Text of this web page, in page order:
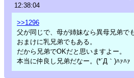
12:38:04
>>1296
父が同じで、母が姉妹なら異母兄弟で
おまけに乳兄弟でもある。
だから兄弟でOKだと思いますよー。
本当に仲良し兄弟だなー。(*´Д｀)ﾊｧﾊｧ